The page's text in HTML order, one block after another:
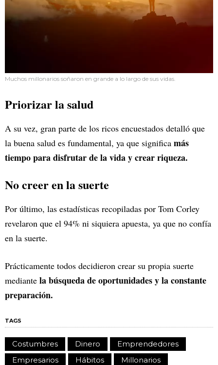
Muchos millonarios soñaron en grande a lo largo de sus vidas.
Priorizar la salud
A su vez, gran parte de los ricos encuestados detalló que
la buena salud es fundamental, ya que significa más
tiempo para disfrutar de la vida y crear riqueza.
No creer en la suerte
Por último, las estadísticas recopiladas por Tom Corley
revelaron que el 94% ni siquiera apuesta, ya que no confía
en la suerte.
Prácticamente todos decidieron crear su propia suerte
mediante la búsqueda de oportunidades y la constante
preparación.
TAGS
Costumbres Dinero
Emprendedores
Empresarios
Hábitos
Millonarios